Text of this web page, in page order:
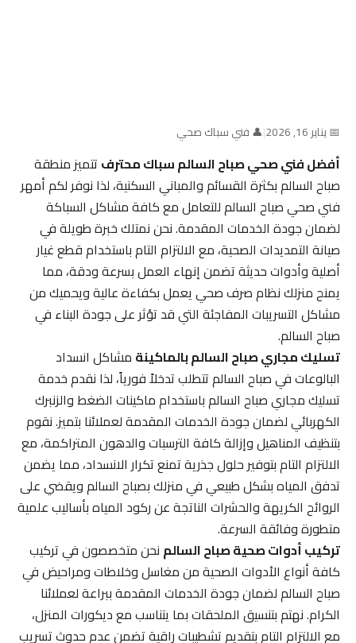
📅 يناير 16, 2026 |👤 فني سباك صحي
أفضل فني صحي صباح السالم سباك محترفتتميز منطقة
صباح السالم بكثرة القسائم والمباني السكنية، لذا نوفر لكم أمهر
فني صحي صباح السالم للتعامل مع كافة مشاكل السباكة
لضمان جودة الخدمات المقدمة. نحن نمتلك خبرة طويلة في
صيانة التمديدات الصحية، مع الالتزام التام باستخدام قطع غيار
أصلية وأدوات حديثة تضمن إنهاء العمل بسرعة ودقة، مما
يمنح منزلك نظام صرف صحي يعمل بكفاءة عالية ويحميك من
مشاكل التسريبات المفاجئة التي قد تؤثر على جودة البناء في
صباح السالم.
تسليك مجاري صباح السالم بالماكينةمشاكل انسداد
البالوعات في صباح السالم تتطلب تدخلاً فورياً، لذا نقدم خدمة
تسليك مجاري صباح السالم باستخدام ماكينات الضغط والزنبرك
الكهربائي لضمان جودة الخدمات المقدمة لعملائنا بتميز. نقوم
بتنظيف المناهيل وإزالة كافة الترسبات والدهون المتراكمة، مع
الالتزام التام بتوفير حلول جذرية تمنع تكرار الانسداد، مما يضمن
تدفق المياه بشكل طبيعي في منزلك بصباح السالم ويقضي على
الروائح الكريهة والحشرات الناتجة عن ركود المياه بأساليب علمية
متطورة وفائقة السرعة.
تركيب أدوات صحية صباح السالمنحن متخصصون في تركيب
كافة أنواع الأدوات الصحية من مغاسل وخلاطات ومراحيض في
صباح السالم لضمان جودة الخدمات المقدمة ببراعة لعملائنا
الكرام. نهتم بتنسيق الملحقات بما يتناسب مع ديكورات المنزل،
مع الالتزام التام بتقديم تشطيبات راقية تضمن عدم حدوث تسريب